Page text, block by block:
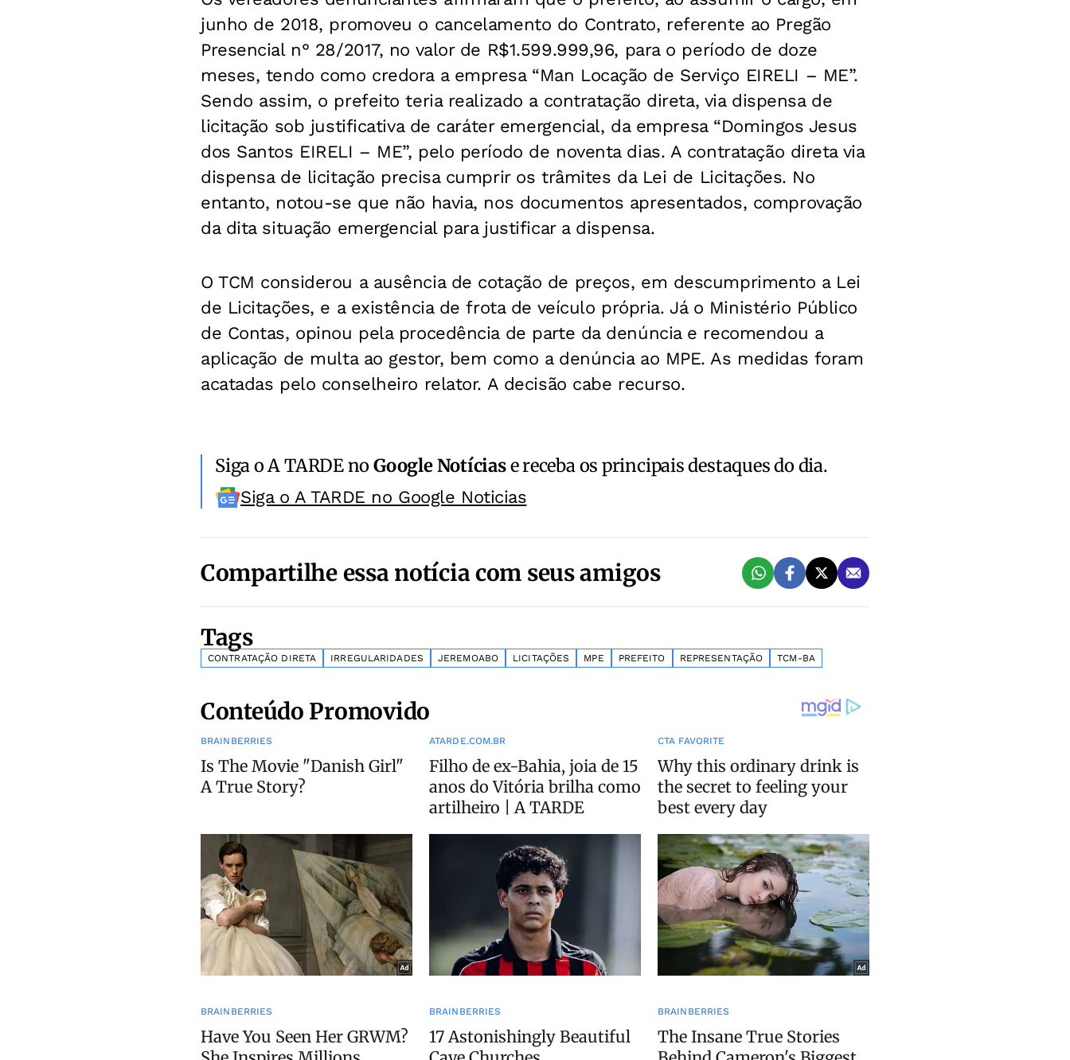
junho de 2018, promoveu o cancelamento do Contrato, referente ao Pregão
Presencial n° 28/2017, no valor de R$1.599.999,96, para o período de doze
meses, tendo como credora a empresa “Man Locação de Serviço EIRELI – ME”.
Sendo assim, o prefeito teria realizado a contratação direta, via dispensa de
licitação sob justificativa de caráter emergencial, da empresa “Domingos Jesus
dos Santos EIRELI – ME”, pelo período de noventa dias. A contratação direta via
dispensa de licitação precisa cumprir os trâmites da Lei de Licitações. No
entanto, notou-se que não havia, nos documentos apresentados, comprovação
da dita situação emergencial para justificar a dispensa.
O TCM considerou a ausência de cotação de preços, em descumprimento a Lei
de Licitações, e a existência de frota de veículo própria. Já o Ministério Público
de Contas, opinou pela procedência de parte da denúncia e recomendou a
aplicação de multa ao gestor, bem como a denúncia ao MPE. As medidas foram
acatadas pelo conselheiro relator. A decisão cabe recurso.
Siga o A TARDE noGoogle Notíciase receba os principais destaques do dia.
Siga o A TARDE no Google Noticias
Compartilhe essa notícia com seus amigos
Tags
CONTRATAÇÃO DIRETA IRREGULARIDADES JEREMOABO LICITAÇÕES MPE PREFEITO REPRESENTAÇÃO TCM-BA